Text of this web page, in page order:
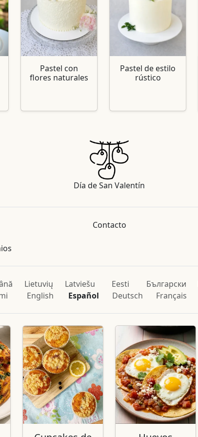
Pastel con
flores naturales
Pastel de estilo
rústico
Día de San Valentín
Contacto
Lietuvių Latviešu Eesti Български
English Español Deutsch Français